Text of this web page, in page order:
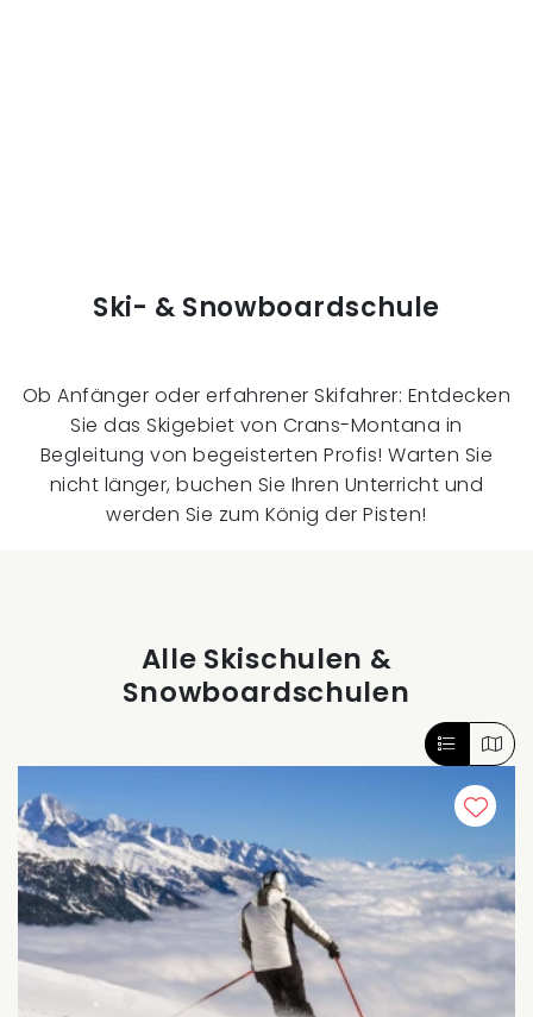
Ski- & Snowboardschule
Ob Anfänger oder erfahrener Skifahrer: Entdecken
Sie das Skigebiet von Crans-Montana in
Begleitung von begeisterten Profis! Warten Sie
nicht länger, buchen Sie Ihren Unterricht und
werden Sie zum König der Pisten!
Alle Skischulen &
Snowboardschulen